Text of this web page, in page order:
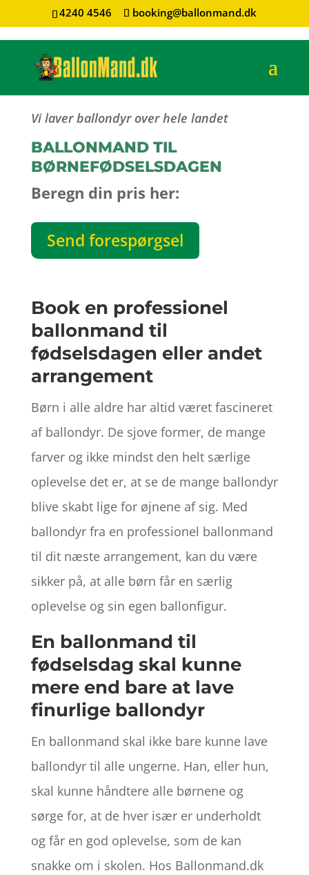
4240 4546 booking@ballonmand.dk
Vi laver ballondyr over hele landet
BALLONMAND TIL
BØRNEFØDSELSDAGEN
Beregn din pris her:
Send forespørgsel
Book en professionel
ballonmand til
fødselsdagen eller andet
arrangement
Børn i alle aldre har altid været fascineret
af ballondyr. De sjove former, de mange
farver og ikke mindst den helt særlige
oplevelse det er, at se de mange ballondyr
blive skabt lige for øjnene af sig. Med
ballondyr fra en professionel ballonmand
til dit næste arrangement, kan du være
sikker på, at alle børn får en særlig
oplevelse og sin egen ballonfigur.
En ballonmand til
fødselsdag skal kunne
mere end bare at lave
finurlige ballondyr
En ballonmand skal ikke bare kunne lave
ballondyr til alle ungerne. Han, eller hun,
skal kunne håndtere alle børnene og
sørge for, at de hver især er underholdt
og får en god oplevelse, som de kan
snakke om i skolen. Hos Ballonmand.dk